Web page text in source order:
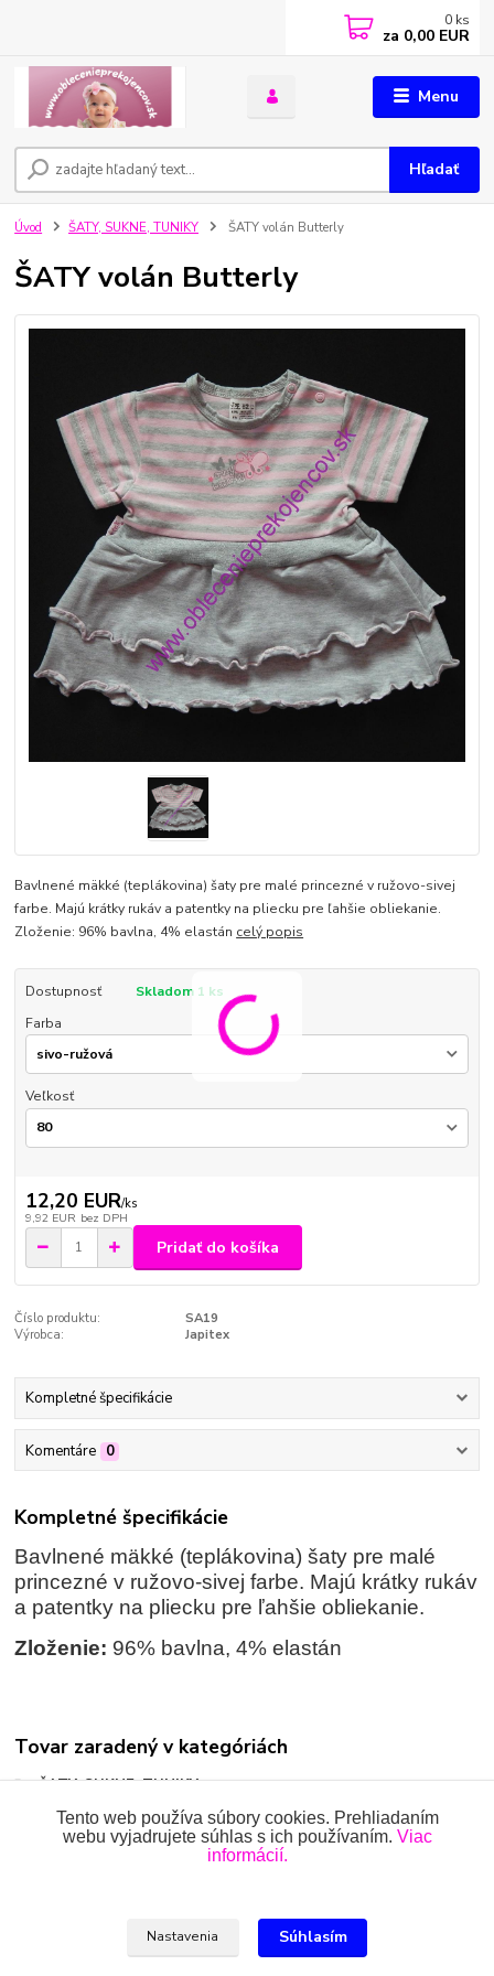
Menu
Hľadať
0 ks
za 0,00 EUR
Úvod ŠATY, SUKNE, TUNIKY ŠATY volán Butterly
ŠATY volán Butterly
Bavlnené mäkké (teplákovina) šaty pre malé princezné v ružovo-sivej
farbe. Majú krátky rukáv a patentky na pliecku pre ľahšie obliekanie.
Zloženie: 96% bavlna, 4% elastán celý popis
Dostupnosť
Skladom 1 ks
Farba
Veľkosť
12,20 EUR/ks
9,92 EUR bez DPH
Pridať do košíka
Číslo produktu:
SA19
Výrobca:
Japitex
Kompletné špecifikácie
Komentáre 0
Kompletné špecifikácie
Bavlnené mäkké (teplákovina) šaty pre malé
princezné v ružovo-sivej farbe. Majú krátky rukáv
a patentky na pliecku pre ľahšie obliekanie.
Zloženie: 96% bavlna, 4% elastán
Tovar zaradený v kategóriách
ŠATY, SUKNE, TUNIKY
Ing.Miroslava Dvorščáková, Kružlová 110, 090 02 Kružlová,
Tento web používa súbory cookies. Prehliadaním
webu vyjadrujete súhlas s ich používaním. Viac
informácií.
Nastavenia Súhlasím